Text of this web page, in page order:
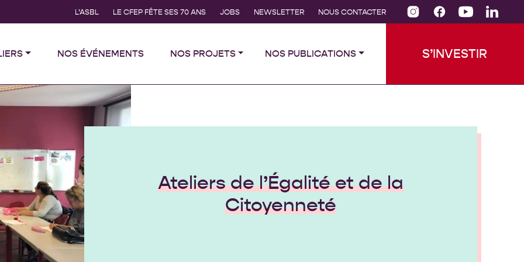
L’ASBL LE CFEP FÊTE SES 70 ANS JOBS NEWSLETTER NOUS CONTACTER
NOS ÉVÉNEMENTS NOS PROJETS NOS PUBLICATIONS S’INVESTIR
Ateliers de l’Égalité et de la
Citoyenneté